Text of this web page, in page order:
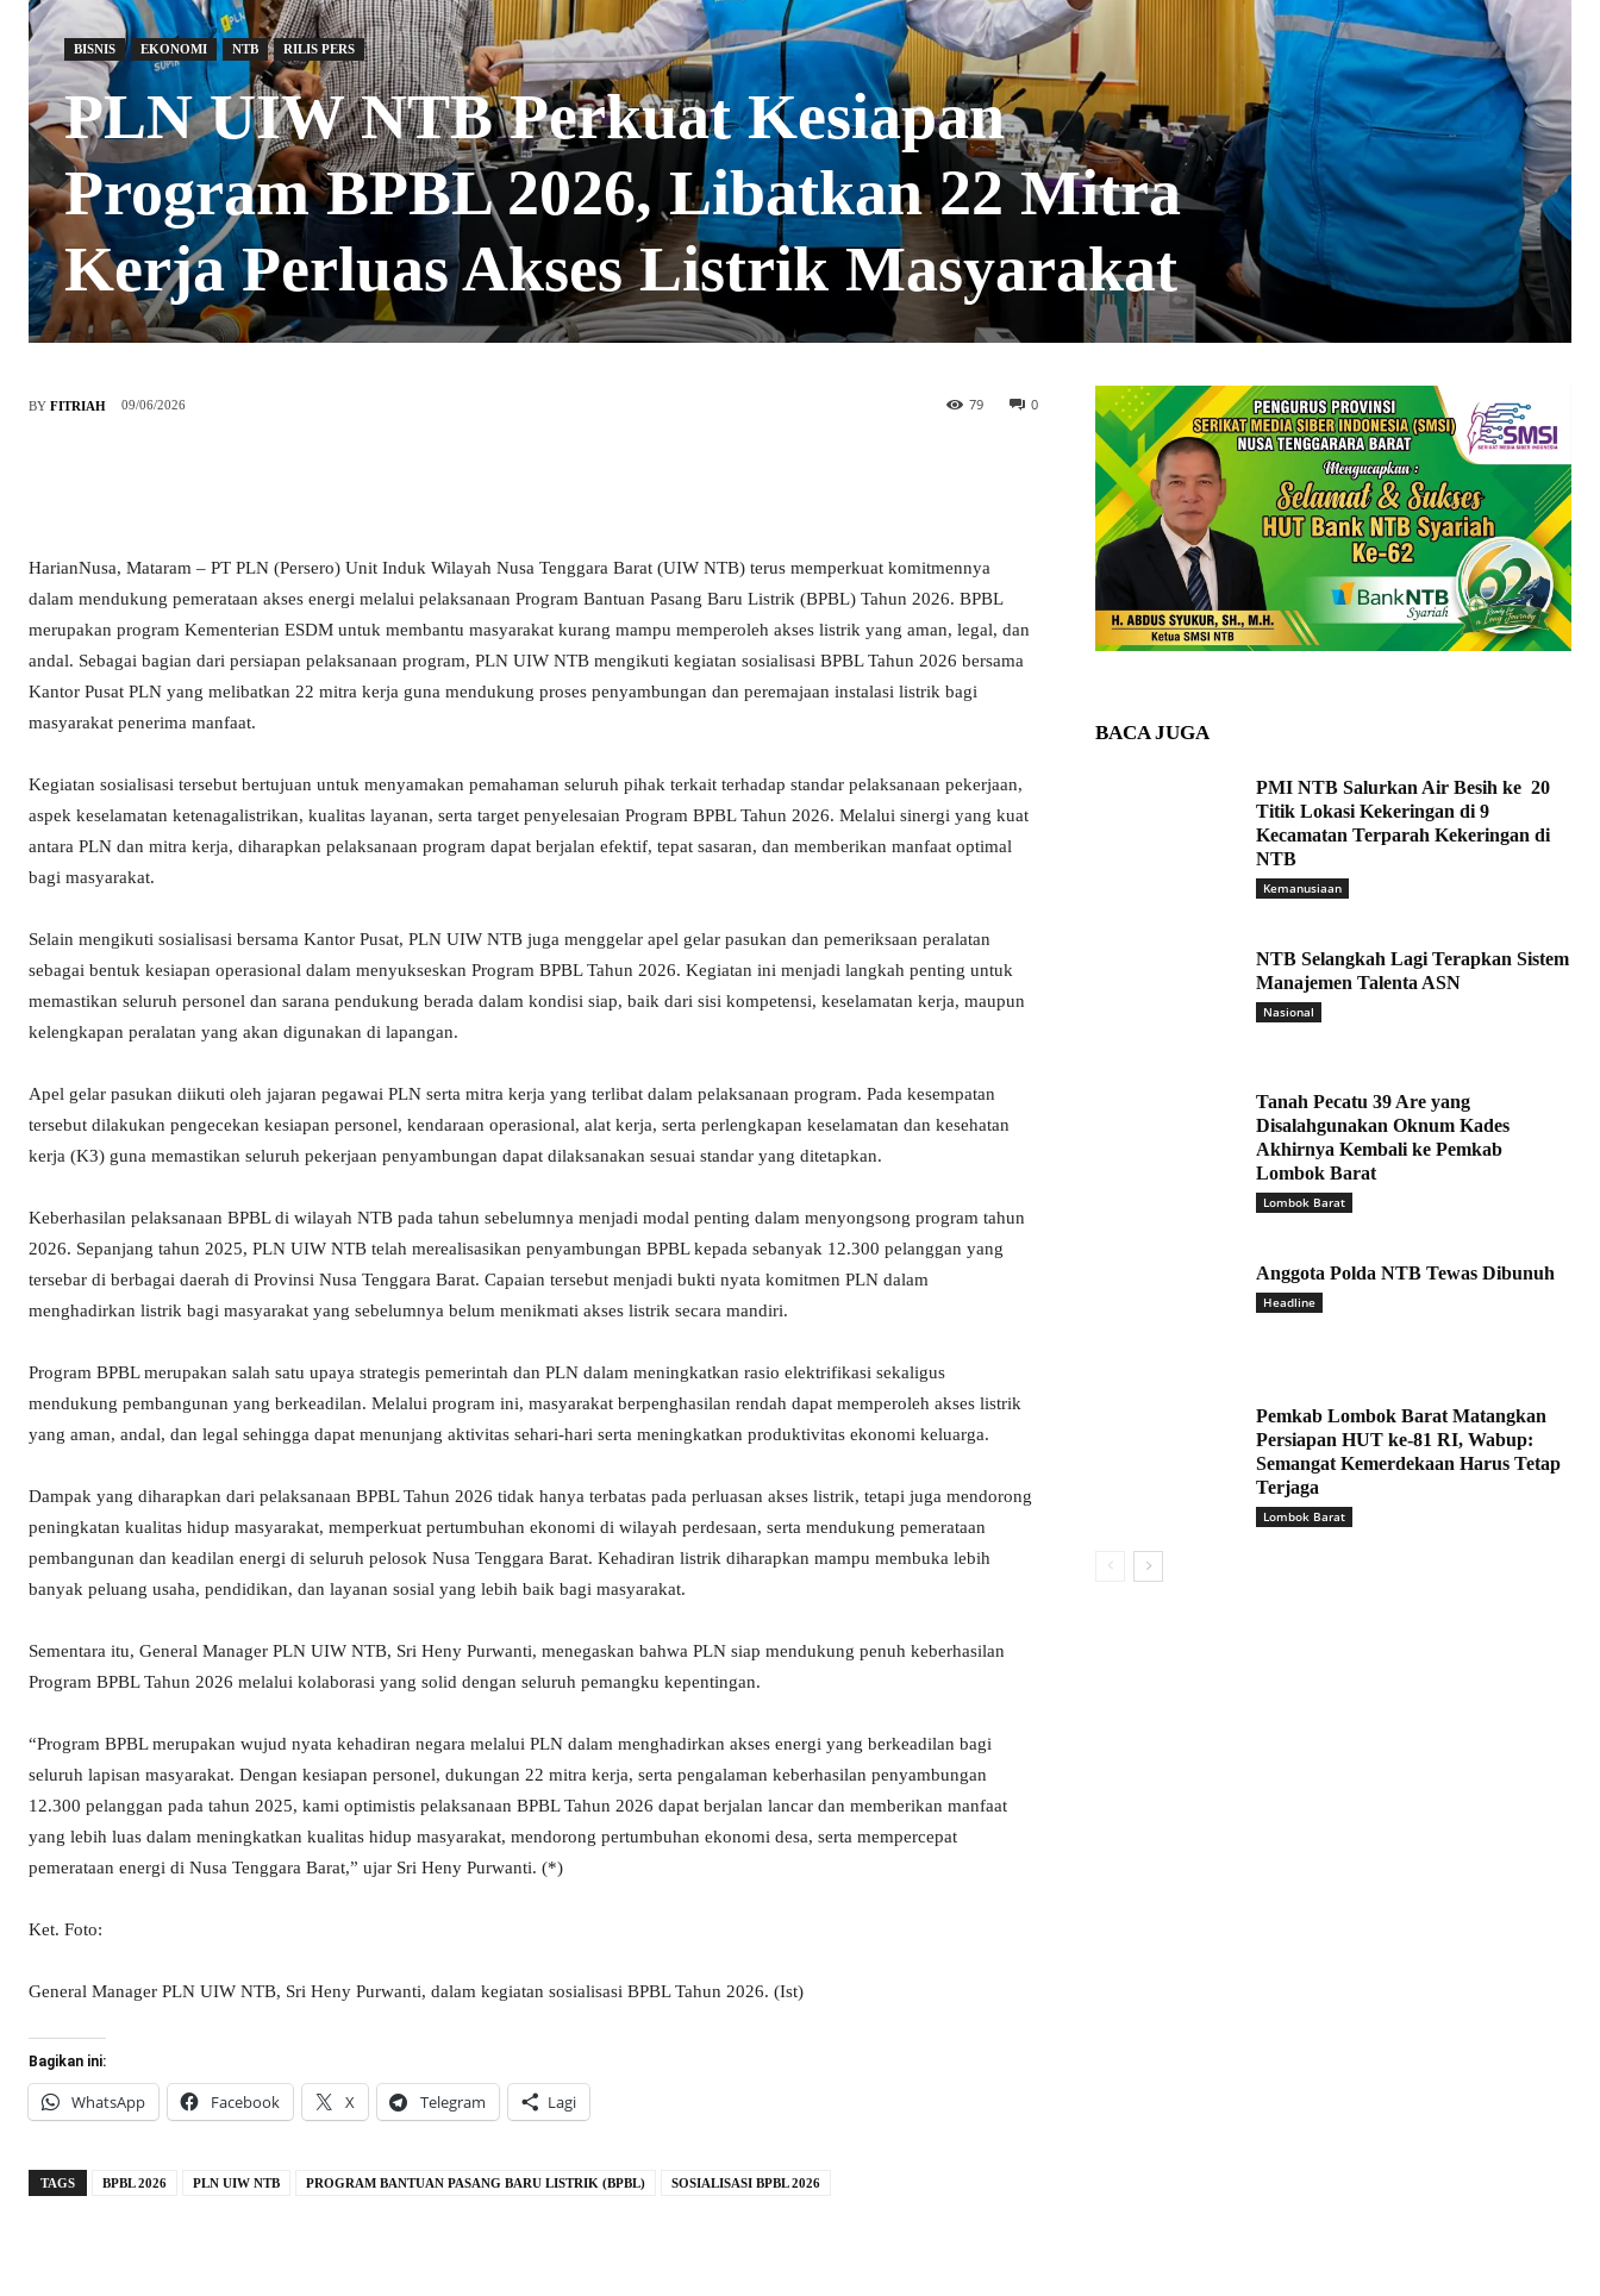
BISNIS EKONOMI NTB RILIS PERS
PLN UIW NTB Perkuat Kesiapan
Program BPBL 2026, Libatkan 22 Mitra
Kerja Perluas Akses Listrik Masyarakat
BY FITRIAH 09/06/2026 0
79
HarianNusa, Mataram – PT PLN (Persero) Unit Induk Wilayah Nusa Tenggara Barat (UIW NTB) terus memperkuat komitmennya
dalam mendukung pemerataan akses energi melalui pelaksanaan Program Bantuan Pasang Baru Listrik (BPBL) Tahun 2026. BPBL
merupakan program Kementerian ESDM untuk membantu masyarakat kurang mampu memperoleh akses listrik yang aman, legal, dan
andal. Sebagai bagian dari persiapan pelaksanaan program, PLN UIW NTB mengikuti kegiatan sosialisasi BPBL Tahun 2026 bersama
Kantor Pusat PLN yang melibatkan 22 mitra kerja guna mendukung proses penyambungan dan peremajaan instalasi listrik bagi
masyarakat penerima manfaat.
Kegiatan sosialisasi tersebut bertujuan untuk menyamakan pemahaman seluruh pihak terkait terhadap standar pelaksanaan pekerjaan,
aspek keselamatan ketenagalistrikan, kualitas layanan, serta target penyelesaian Program BPBL Tahun 2026. Melalui sinergi yang kuat
antara PLN dan mitra kerja, diharapkan pelaksanaan program dapat berjalan efektif, tepat sasaran, dan memberikan manfaat optimal
bagi masyarakat.
Selain mengikuti sosialisasi bersama Kantor Pusat, PLN UIW NTB juga menggelar apel gelar pasukan dan pemeriksaan peralatan
sebagai bentuk kesiapan operasional dalam menyukseskan Program BPBL Tahun 2026. Kegiatan ini menjadi langkah penting untuk
memastikan seluruh personel dan sarana pendukung berada dalam kondisi siap, baik dari sisi kompetensi, keselamatan kerja, maupun
kelengkapan peralatan yang akan digunakan di lapangan.
Apel gelar pasukan diikuti oleh jajaran pegawai PLN serta mitra kerja yang terlibat dalam pelaksanaan program. Pada kesempatan
tersebut dilakukan pengecekan kesiapan personel, kendaraan operasional, alat kerja, serta perlengkapan keselamatan dan kesehatan
kerja (K3) guna memastikan seluruh pekerjaan penyambungan dapat dilaksanakan sesuai standar yang ditetapkan.
Keberhasilan pelaksanaan BPBL di wilayah NTB pada tahun sebelumnya menjadi modal penting dalam menyongsong program tahun
2026. Sepanjang tahun 2025, PLN UIW NTB telah merealisasikan penyambungan BPBL kepada sebanyak 12.300 pelanggan yang
tersebar di berbagai daerah di Provinsi Nusa Tenggara Barat. Capaian tersebut menjadi bukti nyata komitmen PLN dalam
menghadirkan listrik bagi masyarakat yang sebelumnya belum menikmati akses listrik secara mandiri.
Program BPBL merupakan salah satu upaya strategis pemerintah dan PLN dalam meningkatkan rasio elektrifikasi sekaligus
mendukung pembangunan yang berkeadilan. Melalui program ini, masyarakat berpenghasilan rendah dapat memperoleh akses listrik
yang aman, andal, dan legal sehingga dapat menunjang aktivitas sehari-hari serta meningkatkan produktivitas ekonomi keluarga.
Dampak yang diharapkan dari pelaksanaan BPBL Tahun 2026 tidak hanya terbatas pada perluasan akses listrik, tetapi juga mendorong
peningkatan kualitas hidup masyarakat, memperkuat pertumbuhan ekonomi di wilayah perdesaan, serta mendukung pemerataan
pembangunan dan keadilan energi di seluruh pelosok Nusa Tenggara Barat. Kehadiran listrik diharapkan mampu membuka lebih
banyak peluang usaha, pendidikan, dan layanan sosial yang lebih baik bagi masyarakat.
Sementara itu, General Manager PLN UIW NTB, Sri Heny Purwanti, menegaskan bahwa PLN siap mendukung penuh keberhasilan
Program BPBL Tahun 2026 melalui kolaborasi yang solid dengan seluruh pemangku kepentingan.
“Program BPBL merupakan wujud nyata kehadiran negara melalui PLN dalam menghadirkan akses energi yang berkeadilan bagi
seluruh lapisan masyarakat. Dengan kesiapan personel, dukungan 22 mitra kerja, serta pengalaman keberhasilan penyambungan
12.300 pelanggan pada tahun 2025, kami optimistis pelaksanaan BPBL Tahun 2026 dapat berjalan lancar dan memberikan manfaat
yang lebih luas dalam meningkatkan kualitas hidup masyarakat, mendorong pertumbuhan ekonomi desa, serta mempercepat
pemerataan energi di Nusa Tenggara Barat,” ujar Sri Heny Purwanti. (*)
Ket. Foto:
General Manager PLN UIW NTB, Sri Heny Purwanti, dalam kegiatan sosialisasi BPBL Tahun 2026. (Ist)
Bagikan ini:
WhatsApp Facebook X Telegram Lagi
TAGS BPBL 2026 PLN UIW NTB PROGRAM BANTUAN PASANG BARU LISTRIK (BPBL) SOSIALISASI BPBL 2026
BACA JUGA
PMI NTB Salurkan Air Besih ke 20
Titik Lokasi Kekeringan di 9
Kecamatan Terparah Kekeringan di
NTB
Kemanusiaan
NTB Selangkah Lagi Terapkan Sistem
Manajemen Talenta ASN
Nasional
Tanah Pecatu 39 Are yang
Disalahgunakan Oknum Kades
Akhirnya Kembali ke Pemkab
Lombok Barat
Lombok Barat
Anggota Polda NTB Tewas Dibunuh
Headline
Pemkab Lombok Barat Matangkan
Persiapan HUT ke-81 RI, Wabup:
Semangat Kemerdekaan Harus Tetap
Terjaga
Lombok Barat